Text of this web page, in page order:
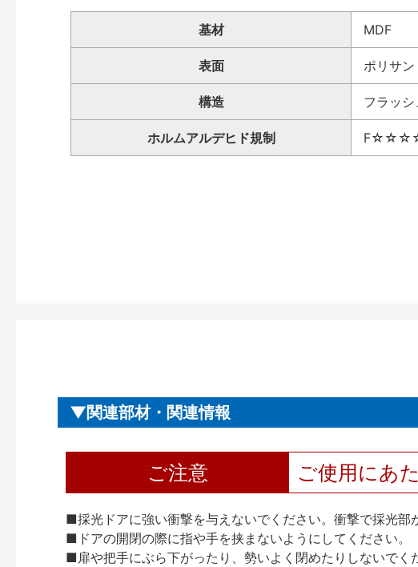
基材 MDF
表面 ポリサン
構造 フラッシ
ホルムアルデヒド規制 F☆☆☆☆
関連部材・関連情報
ご注意 ご使用にあ
■採光ドアに強い衝撃を与えないでください。衝撃で採光部
■ドアの開閉の際に指や手を挟まないようにしてください。
■扉や把手にぶら下がったり、勢いよく閉めたりしないでく